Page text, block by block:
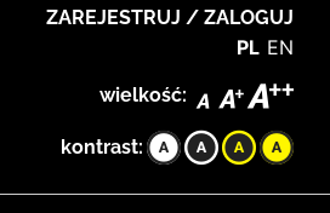
ZAREJESTRUJ / ZALOGUJ
PL EN
wielkość:
kontrast: